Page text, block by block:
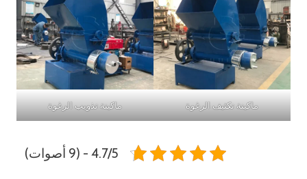
ماكينة تكثيف الرغوة ماكينة تذويب الرغوة
4.7/5 - (9 أصوات)